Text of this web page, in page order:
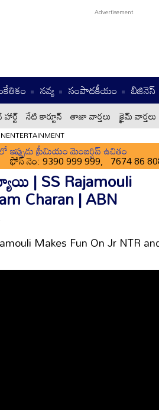
నవ్య సంపాదకీయం బిజినెస్
నేటి కార్టూన్ తాజా వార్తలు క్రైమ్ వార్తలు
ప్రీమియం మెంబర్షిప్ ఉచితం
ఫోన్ నెం: 9390 999 999, 7674 86
| SS Rajamouli
Charan | ABN
Makes Fun On Jr NTR